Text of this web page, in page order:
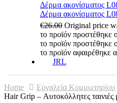
Δέρμα ακονίσματος
Δέρμα ακονίσματος
€26.00 Original price
το προϊόν προστέθηκε
το προϊόν προστέθηκε
το προϊόν αφαιρέθηκε
JRL
Home Εργαλεία Κομμωτηρίου
Ηair Grip – Αυτοκόλλητες